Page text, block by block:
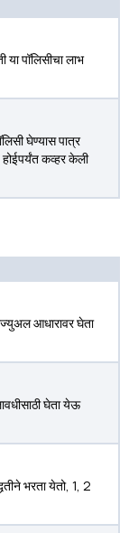
या पॉलिसीचा लाभ
घेण्यास पात्र
कव्हर केली
आधारावर घेता
घेता येऊ
भरता येतो, 1, 2